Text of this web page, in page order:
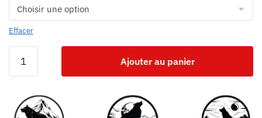
Effacer
Ajouter au panier